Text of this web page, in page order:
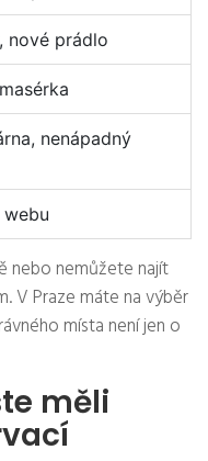
nové prádlo
nenápadný
nebo nemůžete najít
V Praze máte na výběr
místa není jen o
měli